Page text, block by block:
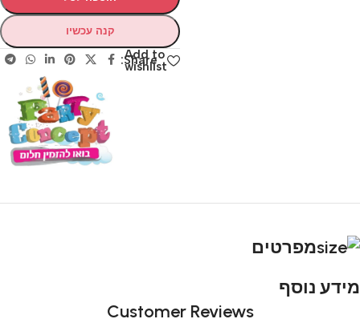
קנה עכשיו
Add to
wishlist
Share:
מפרטים
מידע נוסף
Customer Reviews